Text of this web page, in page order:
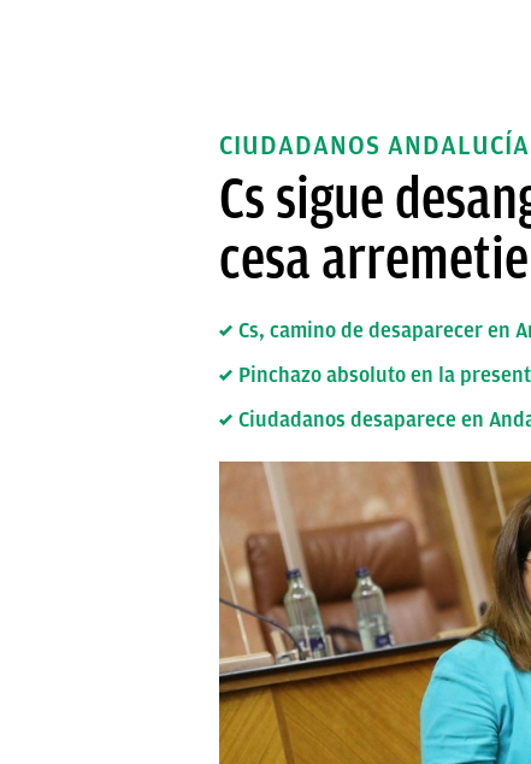
CIUDADANOS ANDALUCÍA
Cs sigue
cesa
Cs, camino de desaparecer en
Pinchazo absoluto en la
Ciudadanos desaparece en